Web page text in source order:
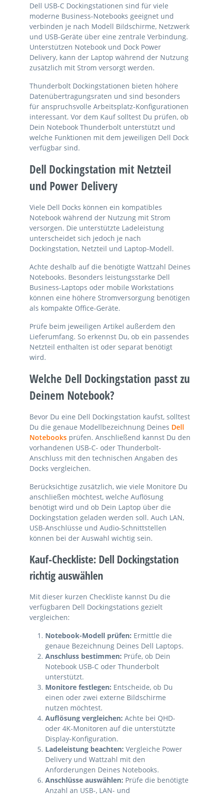
Dell USB-C Dockingstationen sind für viele
moderne Business-Notebooks geeignet und
verbinden je nach Modell Bildschirme, Netzwerk
und USB-Geräte über eine zentrale Verbindung.
Unterstützen Notebook und Dock Power
Delivery, kann der Laptop während der Nutzung
zusätzlich mit Strom versorgt werden.
Thunderbolt Dockingstationen bieten höhere
Datenübertragungsraten und sind besonders
für anspruchsvolle Arbeitsplatz-Konfigurationen
interessant. Vor dem Kauf solltest Du prüfen, ob
Dein Notebook Thunderbolt unterstützt und
welche Funktionen mit dem jeweiligen Dell Dock
verfügbar sind.
Dell Dockingstation mit Netzteil
und Power Delivery
Viele Dell Docks können ein kompatibles
Notebook während der Nutzung mit Strom
versorgen. Die unterstützte Ladeleistung
unterscheidet sich jedoch je nach
Dockingstation, Netzteil und Laptop-Modell.
Achte deshalb auf die benötigte Wattzahl Deines
Notebooks. Besonders leistungsstarke Dell
Business-Laptops oder mobile Workstations
können eine höhere Stromversorgung benötigen
als kompakte Office-Geräte.
Prüfe beim jeweiligen Artikel außerdem den
Lieferumfang. So erkennst Du, ob ein passendes
Netzteil enthalten ist oder separat benötigt
wird.
Welche Dell Dockingstation passt zu
Deinem Notebook?
Bevor Du eine Dell Dockingstation kaufst, solltest
Du die genaue Modellbezeichnung Deines Dell
Notebooks prüfen. Anschließend kannst Du den
vorhandenen USB-C- oder Thunderbolt-
Anschluss mit den technischen Angaben des
Docks vergleichen.
Berücksichtige zusätzlich, wie viele Monitore Du
anschließen möchtest, welche Auflösung
benötigt wird und ob Dein Laptop über die
Dockingstation geladen werden soll. Auch LAN,
USB-Anschlüsse und Audio-Schnittstellen
können bei der Auswahl wichtig sein.
Kauf-Checkliste: Dell Dockingstation
richtig auswählen
Mit dieser kurzen Checkliste kannst Du die
verfügbaren Dell Dockingstations gezielt
vergleichen:
Notebook-Modell prüfen: Ermittle die
genaue Bezeichnung Deines Dell Laptops.
Anschluss bestimmen: Prüfe, ob Dein
Notebook USB-C oder Thunderbolt
unterstützt.
Monitore festlegen: Entscheide, ob Du
einen oder zwei externe Bildschirme
nutzen möchtest.
Auflösung vergleichen: Achte bei QHD-
oder 4K-Monitoren auf die unterstützte
Display-Konfiguration.
Ladeleistung beachten: Vergleiche Power
Delivery und Wattzahl mit den
Anforderungen Deines Notebooks.
Anschlüsse auswählen: Prüfe die benötigte
Anzahl an USB-, LAN- und